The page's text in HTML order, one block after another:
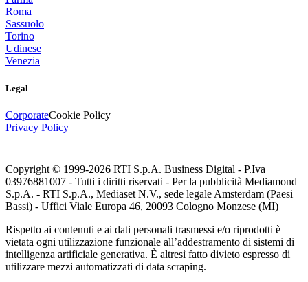
Roma
Sassuolo
Torino
Udinese
Venezia
Legal
CorporateCookie Policy
Privacy Policy
Copyright © 1999-2026 RTI S.p.A. Business Digital - P.Iva
03976881007 - Tutti i diritti riservati - Per la pubblicità Mediamond
S.p.A. - RTI S.p.A., Mediaset N.V., sede legale Amsterdam (Paesi
Bassi) - Uffici Viale Europa 46, 20093 Cologno Monzese (MI)
Rispetto ai contenuti e ai dati personali trasmessi e/o riprodotti è
vietata ogni utilizzazione funzionale all’addestramento di sistemi di
intelligenza artificiale generativa. È altresì fatto divieto espresso di
utilizzare mezzi automatizzati di data scraping.